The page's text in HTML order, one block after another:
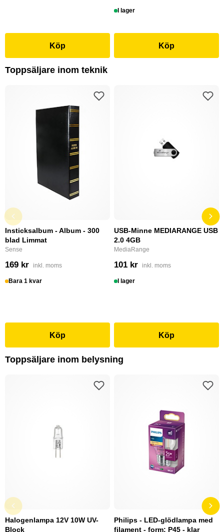
Köp
I lager
Köp
Toppsäljare inom teknik
Insticksalbum - Album - 300
blad Limmat
Sense
169 kr inkl. moms
Bara 1 kvar
Köp
USB-Minne MEDIARANGE USB
2.0 4GB
MediaRange
101 kr inkl. moms
I lager
Köp
Toppsäljare inom belysning
Halogenlampa 12V 10W UV-
Block
Philips - LED-glödlampa med
filament - form: P45 - klar